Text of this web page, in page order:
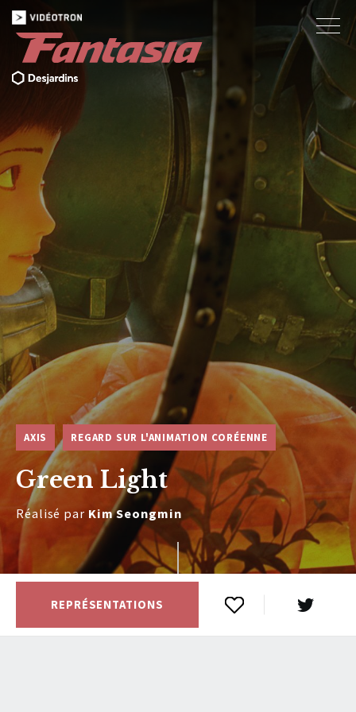
AXIS REGARD SUR L'ANIMATION CORÉENNE
Green Light
Réalisé par Kim Seongmin
REPRÉSENTATIONS